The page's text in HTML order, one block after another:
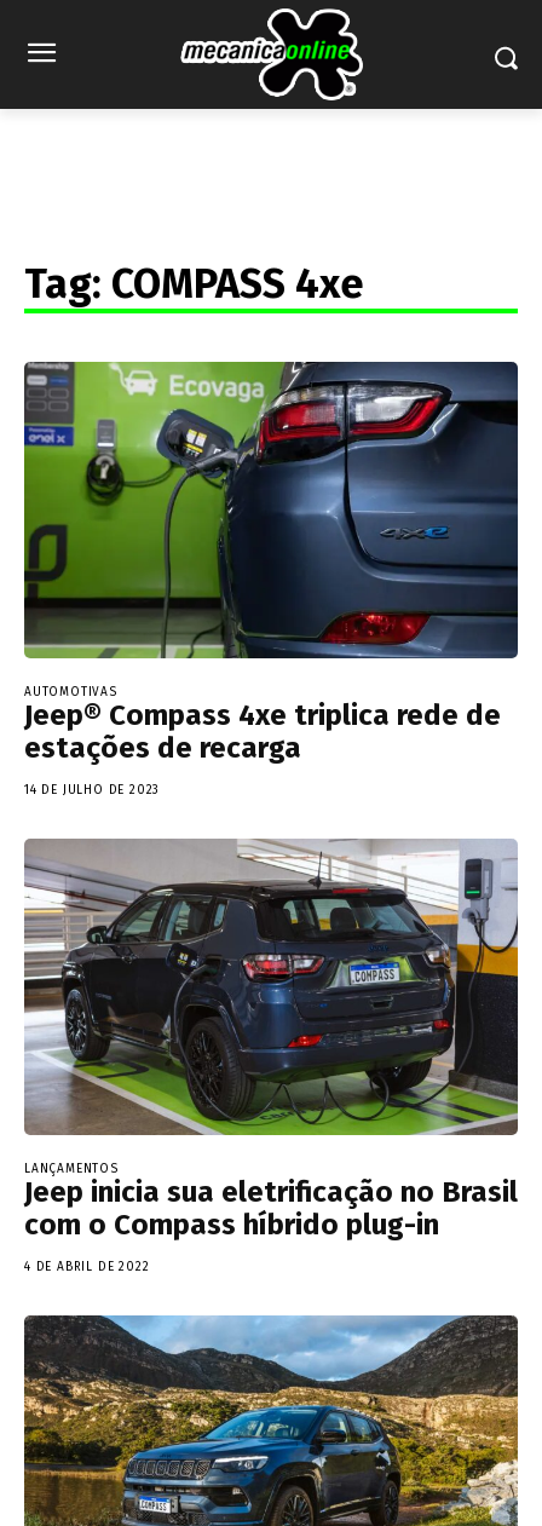
Tag: COMPASS 4xe
AUTOMOTIVAS
Jeep® Compass 4xe triplica rede de
estações de recarga
14 DE JULHO DE 2023
LANÇAMENTOS
Jeep inicia sua eletrificação no Brasil
com o Compass híbrido plug-in
4 DE ABRIL DE 2022